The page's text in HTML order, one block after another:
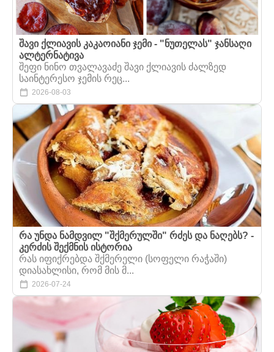
შავი ქლიავის კაკაოიანი ჯემი - "ნუთელას" ჯანსაღი
ალტერნატივა
შეფი ნინო თვალავაძე შავი ქლიავის ძალზედ
საინტერესო ჯემის რეც...
2026-08-03
რა უნდა ნამდვილ "შქმერულში" რძეს და ნაღებს? -
კერძის შექმნის ისტორია
რას იფიქრებდა შქმერელი (სოფელი რაჭაში)
დიასახლისი, რომ მის მ...
2026-07-24